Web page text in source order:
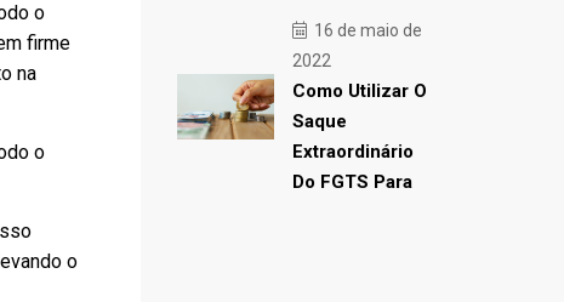
o
firme
na
o
o
16 de maio de
2022
Como Utilizar O
Saque
Extraordinário
Do FGTS Para